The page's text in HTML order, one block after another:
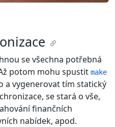
se všechna potřebná
potom mohu spustit make
a vygenerovat tím statický
se stará o vše,
finančních
nabídek, apod.